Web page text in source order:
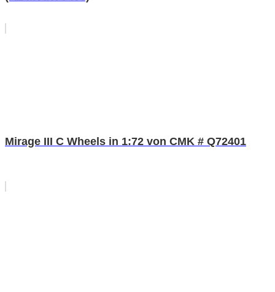
Mirage III C Wheels in 1:72 von CMK # Q72401